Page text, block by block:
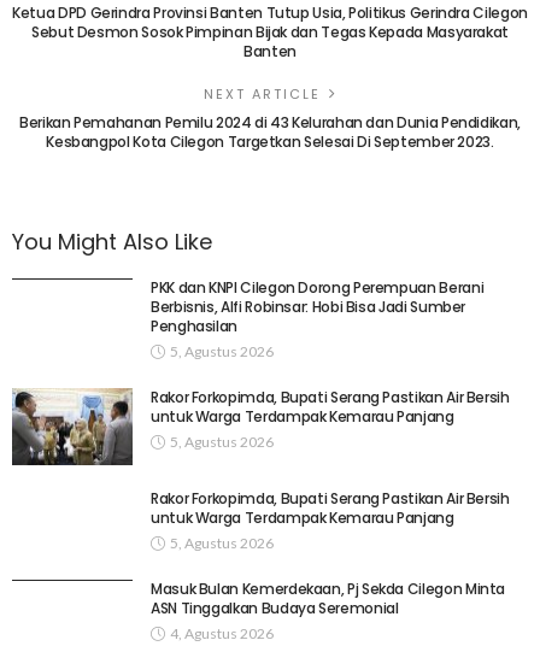
Ketua DPD Gerindra Provinsi Banten Tutup Usia, Politikus Gerindra Cilegon
Sebut Desmon Sosok Pimpinan Bijak dan Tegas Kepada Masyarakat
Banten
NEXT ARTICLE
Berikan Pemahanan Pemilu 2024 di 43 Kelurahan dan Dunia Pendidikan,
Kesbangpol Kota Cilegon Targetkan Selesai Di September 2023.
You Might Also Like
PKK dan KNPI Cilegon Dorong Perempuan Berani
Berbisnis, Alfi Robinsar: Hobi Bisa Jadi Sumber
Penghasilan
5, Agustus 2026
Rakor Forkopimda, Bupati Serang Pastikan Air Bersih
untuk Warga Terdampak Kemarau Panjang
5, Agustus 2026
Rakor Forkopimda, Bupati Serang Pastikan Air Bersih
untuk Warga Terdampak Kemarau Panjang
5, Agustus 2026
Masuk Bulan Kemerdekaan, Pj Sekda Cilegon Minta
ASN Tinggalkan Budaya Seremonial
4, Agustus 2026